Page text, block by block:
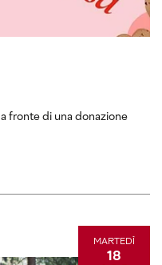
fronte di una donazione
MARTEDÌ
18